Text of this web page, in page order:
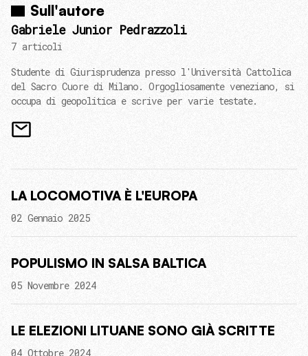
Sull'autore
Gabriele Junior Pedrazzoli
7 articoli
Studente di Giurisprudenza presso l'Università Cattolica
del Sacro Cuore di Milano. Orgogliosamente veneziano, si
occupa di geopolitica e scrive per varie testate.
LA LOCOMOTIVA È L'EUROPA
02 Gennaio 2025
POPULISMO IN SALSA BALTICA
05 Novembre 2024
LE ELEZIONI LITUANE SONO GIÀ SCRITTE
04 Ottobre 2024